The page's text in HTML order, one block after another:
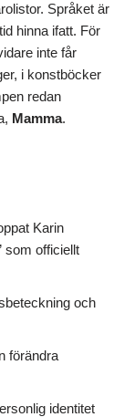
Språket är
hinna ifatt. För
inte får
i konstböcker
redan
Mamma.
Karin
som officiellt
och
förändra
identitet